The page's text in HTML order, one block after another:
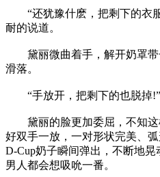
“还犹豫什麽，把剩下的衣
耐的说道。
黛丽微曲着手，解开奶罩带
滑落。
“手放开，把剩下的也脱掉!”
黛丽的脸更加委屈，不知这
好双手一放，一对形状完美、
D-Cup奶子瞬间弹出，不断地
男人都会想吸吮一番。